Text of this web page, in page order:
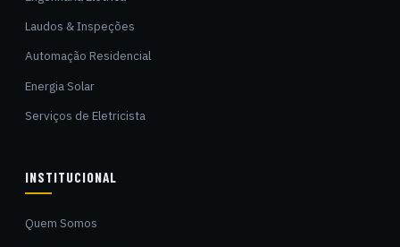
Laudos & Inspeções
Automação Residencial
Energia Solar
Serviços de Eletricista
INSTITUCIONAL
Quem Somos